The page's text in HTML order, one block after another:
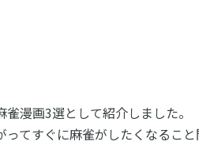
漫画3選として紹介しました。
てすぐに麻雀がしたくなること